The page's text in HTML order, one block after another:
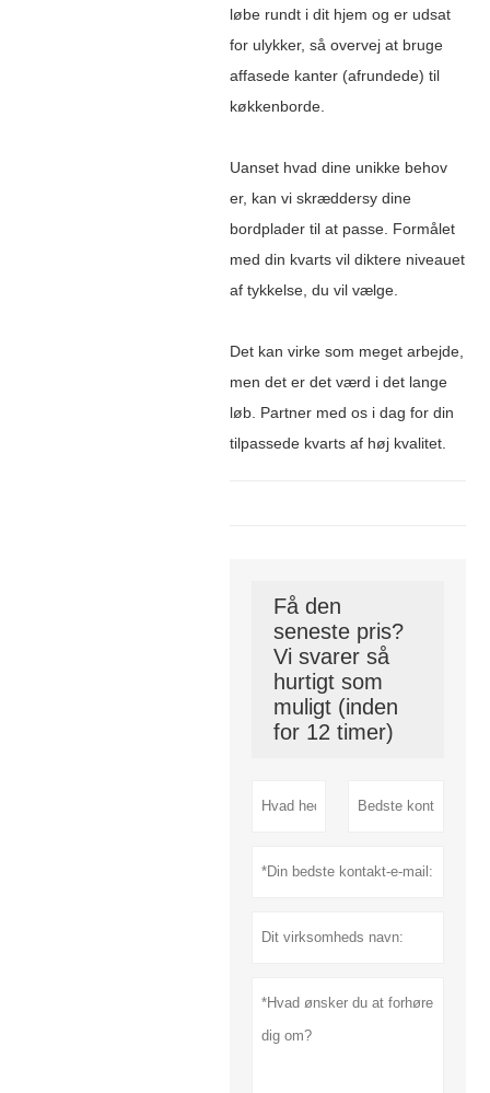
løbe rundt i dit hjem og er udsat
for ulykker, så overvej at bruge
affasede kanter (afrundede) til
køkkenborde.
Uanset hvad dine unikke behov
er, kan vi skræddersy dine
bordplader til at passe. Formålet
med din kvarts vil diktere niveauet
af tykkelse, du vil vælge.
Det kan virke som meget arbejde,
men det er det værd i det lange
løb. Partner med os i dag for din
tilpassede kvarts af høj kvalitet.
Få den
seneste pris?
Vi svarer så
hurtigt som
muligt (inden
for 12 timer)